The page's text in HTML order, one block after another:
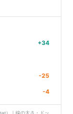
+34
-25
-4
）｜線の太さ・ドッ